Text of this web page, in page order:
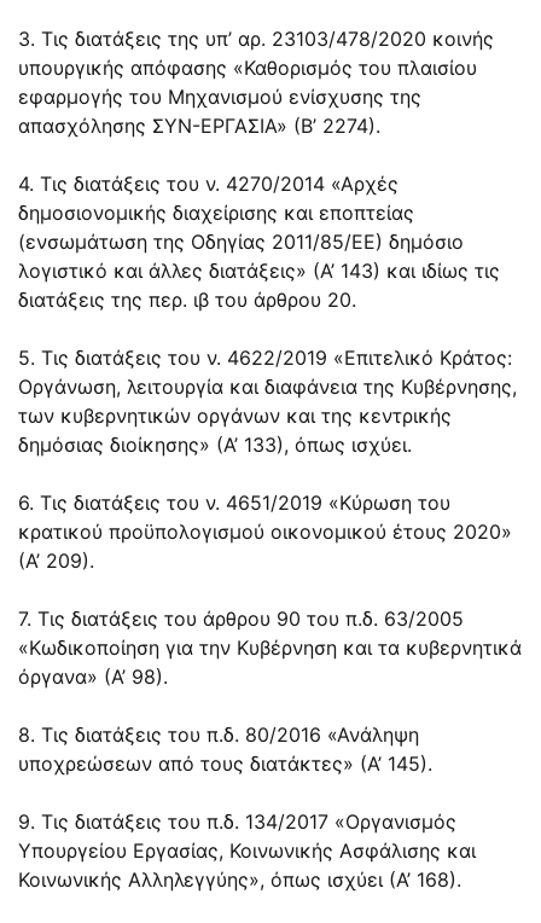
3. Τις διατάξεις της υπ’ αρ. 23103/478/2020 κοινής
υπουργικής απόφασης «Καθορισμός του πλαισίου
εφαρμογής του Μηχανισμού ενίσχυσης της
απασχόλησης ΣΥΝ-ΕΡΓΑΣΙΑ» (Β’ 2274).
4. Τις διατάξεις του ν. 4270/2014 «Αρχές
δημοσιονομικής διαχείρισης και εποπτείας
(ενσωμάτωση της Οδηγίας 2011/85/ΕΕ) δημόσιο
λογιστικό και άλλες διατάξεις» (Α’ 143) και ιδίως τις
διατάξεις της περ. ιβ του άρθρου 20.
5. Τις διατάξεις του ν. 4622/2019 «Επιτελικό Κράτος:
Οργάνωση, λειτουργία και διαφάνεια της Κυβέρνησης,
των κυβερνητικών οργάνων και της κεντρικής
δημόσιας διοίκησης» (Α’ 133), όπως ισχύει.
6. Τις διατάξεις του ν. 4651/2019 «Κύρωση του
κρατικού προϋπολογισμού οικονομικού έτους 2020»
(Α’ 209).
7. Τις διατάξεις του άρθρου 90 του π.δ. 63/2005
«Κωδικοποίηση για την Κυβέρνηση και τα κυβερνητικά
όργανα» (Α’ 98).
8. Τις διατάξεις του π.δ. 80/2016 «Ανάληψη
υποχρεώσεων από τους διατάκτες» (Α’ 145).
9. Τις διατάξεις του π.δ. 134/2017 «Οργανισμός
Υπουργείου Εργασίας, Κοινωνικής Ασφάλισης και
Κοινωνικής Αλληλεγγύης», όπως ισχύει (Α’ 168).